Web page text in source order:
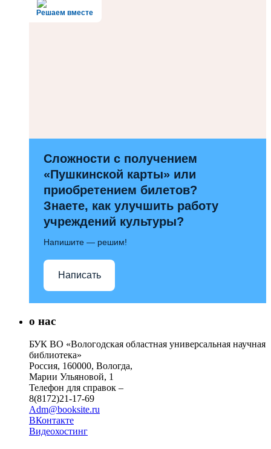
Решаем вместе
Сложности с получением
«Пушкинской карты» или
приобретением билетов?
Знаете, как улучшить работу
учреждений культуры?
Напишите — решим!
Написать
о нас
БУК ВО «Вологодская областная универсальная научная
библиотека»
Россия, 160000, Вологда,
Марии Ульяновой, 1
Телефон для справок –
8(8172)21-17-69
Adm@booksite.ru
ВКонтакте
Видеохостинг